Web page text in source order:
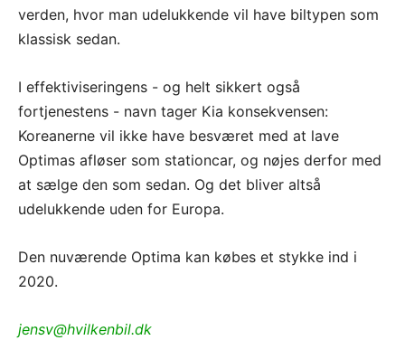
verden, hvor man udelukkende vil have biltypen som
klassisk sedan.
I effektiviseringens - og helt sikkert også
fortjenestens - navn tager Kia konsekvensen:
Koreanerne vil ikke have besværet med at lave
Optimas afløser som stationcar, og nøjes derfor med
at sælge den som sedan. Og det bliver altså
udelukkende uden for Europa.
Den nuværende Optima kan købes et stykke ind i
2020.
jensv@hvilkenbil.dk